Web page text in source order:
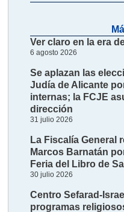
Ver claro en la era
6 agosto 2026
Se aplazan las
Judía de Alicante
internas; la FCJE
dirección
31 julio 2026
La Fiscalía General
Marcos Barnatán
Feria del Libro de
30 julio 2026
Centro Sefarad-
programas